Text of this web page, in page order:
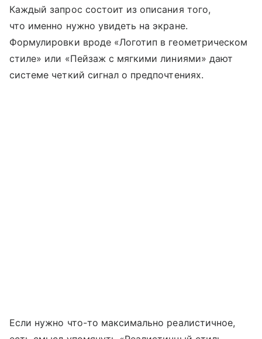
Каждый запрос состоит из описания того,
что именно нужно увидеть на экране.
Формулировки вроде «Логотип в геометрическом
стиле» или «Пейзаж с мягкими линиями» дают
системе четкий сигнал о предпочтениях.
Если нужно что-то максимально реалистичное,